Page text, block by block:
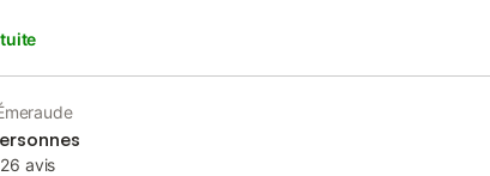
films et LCI ne sont pas disponibles dans ce logement.
26 avis